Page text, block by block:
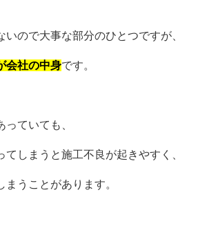
ので大事な部分のひとつですが、
会社の中身です。
ていても、
てしまうと施工不良が起きやすく、
うことがあります。